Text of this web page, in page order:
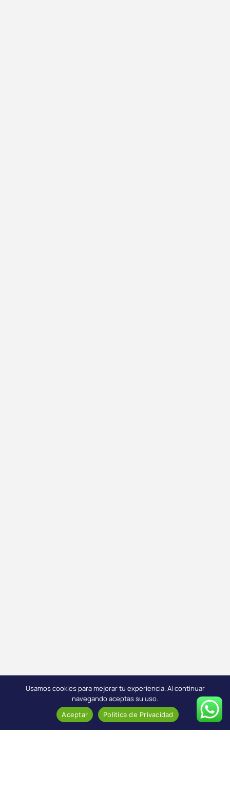
Usamos cookies para mejorar tu experiencia. Al continuar
navegando aceptas su uso.
Aceptar Politíca de Privacidad